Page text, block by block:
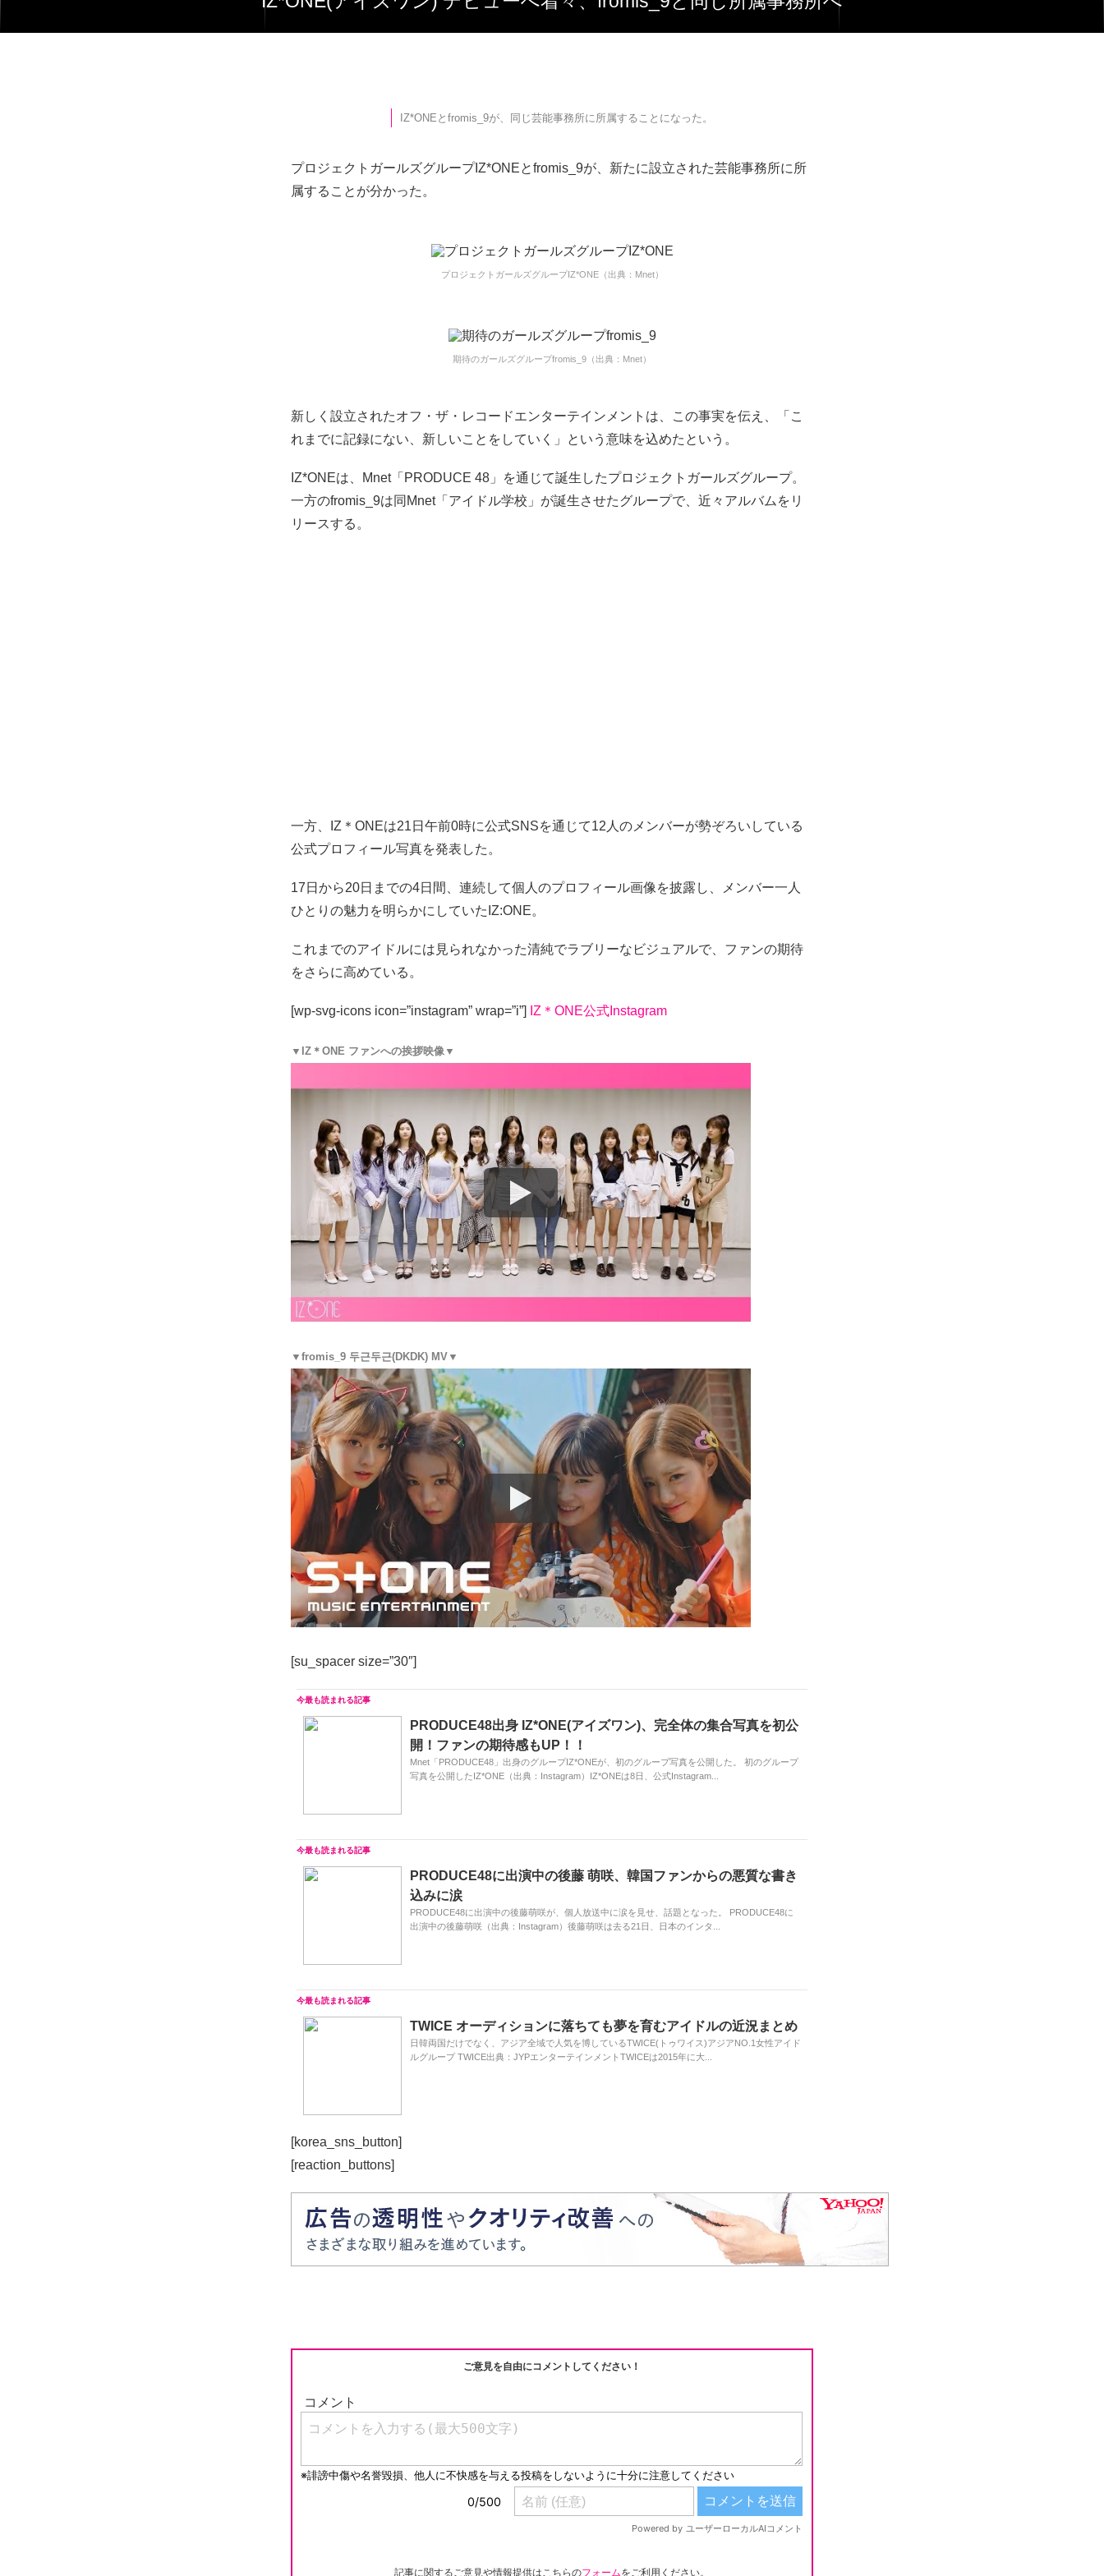
IZ*ONEとfromis_9が、同じ芸能事務所に所属することになった。
プロジェクトガールズグループIZ*ONEとfromis_9が、新たに設立された芸能事務所に所
属することが分かった。
プロジェクトガールズグループIZ*ONE（出典：Mnet）
期待のガールズグループfromis_9（出典：Mnet）
新しく設立されたオフ・ザ・レコードエンターテインメントは、この事実を伝え、「こ
れまでに記録にない、新しいことをしていく」という意味を込めたという。
IZ*ONEは、Mnet「PRODUCE 48」を通じて誕生したプロジェクトガールズグループ。
一方のfromis_9は同Mnet「アイドル学校」が誕生させたグループで、近々アルバムをリ
リースする。
一方、IZ＊ONEは21日午前0時に公式SNSを通じて12人のメンバーが勢ぞろいしている
公式プロフィール写真を発表した。
17日から20日までの4日間、連続して個人のプロフィール画像を披露し、メンバー一人
ひとりの魅力を明らかにしていたIZ:ONE。
これまでのアイドルには見られなかった清純でラブリーなビジュアルで、ファンの期待
をさらに高めている。
[wp-svg-icons icon=”instagram” wrap=”i”] IZ＊ONE公式Instagram
▼IZ＊ONE ファンへの挨拶映像▼
▼fromis_9 두근두근(DKDK) MV▼
[su_spacer size=”30″]
PRODUCE48出身 IZ*ONE(アイズワン)、完全体の集合写真を初公
開！ファンの期待感もUP！！
Mnet「PRODUCE48」出身のグループIZ*ONEが、初のグループ写真を公開した。 初のグループ
写真を公開したIZ*ONE（出典：Instagram）IZ*ONEは8日、公式Instagram...
PRODUCE48に出演中の後藤 萌咲、韓国ファンからの悪質な書き
込みに涙
PRODUCE48に出演中の後藤萌咲が、個人放送中に涙を見せ、話題となった。 PRODUCE48に
出演中の後藤萌咲（出典：Instagram）後藤萌咲は去る21日、日本のインタ...
TWICE オーディションに落ちても夢を育むアイドルの近況まとめ
日韓両国だけでなく、アジア全域で人気を博しているTWICE(トゥワイス)アジアNO.1女性アイド
ルグループ TWICE出典：JYPエンターテインメントTWICEは2015年に大...
[korea_sns_button]
[reaction_buttons]
ご意見を自由にコメントしてください！
記事に関するご意見や情報提供はこちらのフォームをご利用ください。